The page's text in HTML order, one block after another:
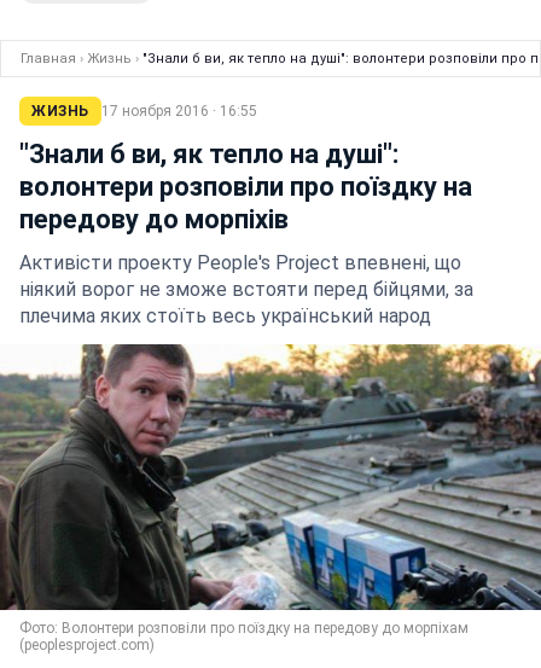
Главная › Жизнь › "Знали б ви, як тепло на душі": волонтери розповіли про
ЖИЗНЬ 17 ноября 2016 · 16:55
"Знали б ви, як тепло на душі":
волонтери розповіли про поїздку на
передову до морпіхів
Активісти проекту People's Project впевнені, що
ніякий ворог не зможе встояти перед бійцями, за
плечима яких стоїть весь український народ
Фото: Волонтери розповіли про поїздку на передову до морпіхам
(peoplesproject.com)